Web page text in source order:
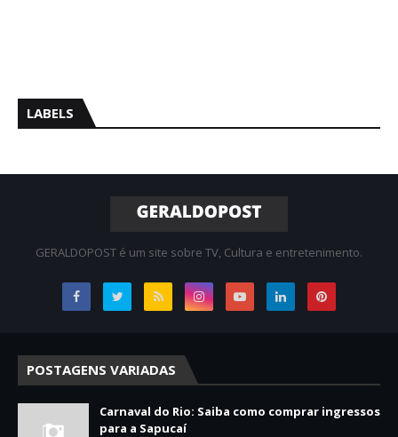
LABELS
GERALDOPOST é um site sobre TV, Cultura e entretenimento.
POSTAGENS VARIADAS
Carnaval do Rio: Saiba como comprar ingressos
para a Sapucaí